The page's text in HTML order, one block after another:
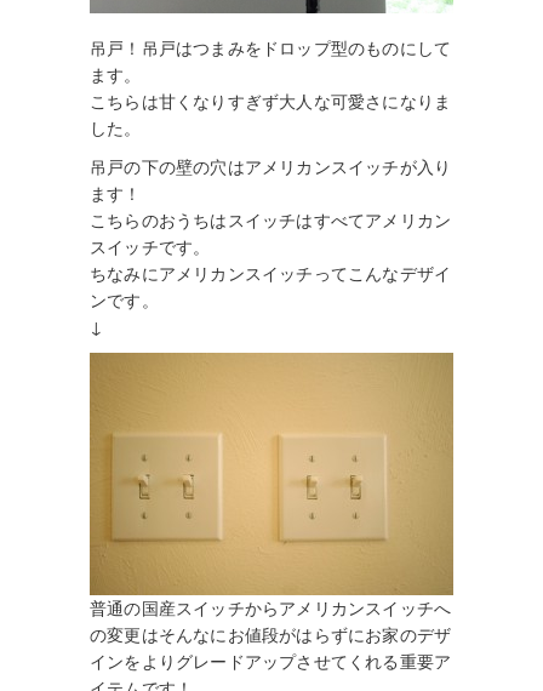
吊戸！吊戸はつまみをドロップ型のものにして
ます。
こちらは甘くなりすぎず大人な可愛さになりま
した。
吊戸の下の壁の穴はアメリカンスイッチが入り
ます！
こちらのおうちはスイッチはすべてアメリカン
スイッチです。
ちなみにアメリカンスイッチってこんなデザイ
ンです。
↓
普通の国産スイッチからアメリカンスイッチへ
の変更はそんなにお値段がはらずにお家のデザ
インをよりグレードアップさせてくれる重要ア